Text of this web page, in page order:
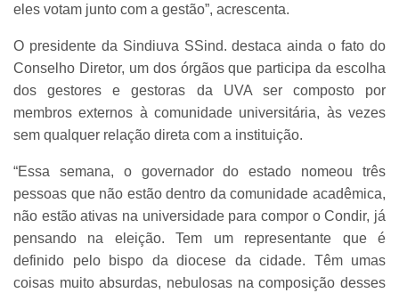
eles votam junto com a gestão”, acrescenta.
O presidente da Sindiuva SSind. destaca ainda o fato do
Conselho Diretor, um dos órgãos que participa da escolha
dos gestores e gestoras da UVA ser composto por
membros externos à comunidade universitária, às vezes
sem qualquer relação direta com a instituição.
“Essa semana, o governador do estado nomeou três
pessoas que não estão dentro da comunidade acadêmica,
não estão ativas na universidade para compor o Condir, já
pensando na eleição. Tem um representante que é
definido pelo bispo da diocese da cidade. Têm umas
coisas muito absurdas, nebulosas na composição desses